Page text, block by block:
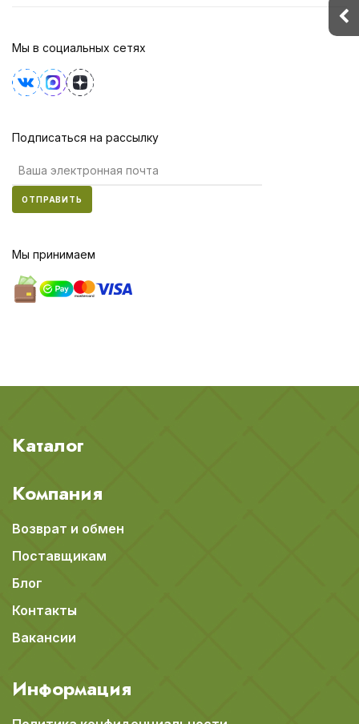
Мы в социальных сетях
Подписаться на рассылку
ОТПРАВИТЬ
Мы принимаем
Каталог
Компания
Возврат и обмен
Поставщикам
Блог
Контакты
Вакансии
Информация